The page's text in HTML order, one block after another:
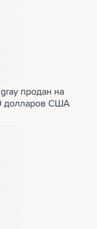
продан на
долларов США